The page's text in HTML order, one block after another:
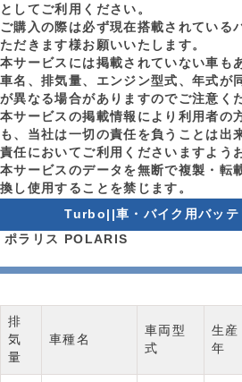
としてご利用ください。
ご購入の際は必ず現在搭載されている
ただきます様お願いいたします。
本サービスには掲載されていない車も
車名、排気量、エンジン型式、年式が
が異なる場合がありますのでご注意く
本サービスの掲載情報により利用者の
も、当社は一切の責任を負うことは出
責任においてご利用くださいますよう
本サービスのデータを無断で複製・転
換し使用することを禁じます。
Turbo||車・バイク用バッテ
ポラリス POLARIS
排
気
量
車種名
車両型
式
生産
年